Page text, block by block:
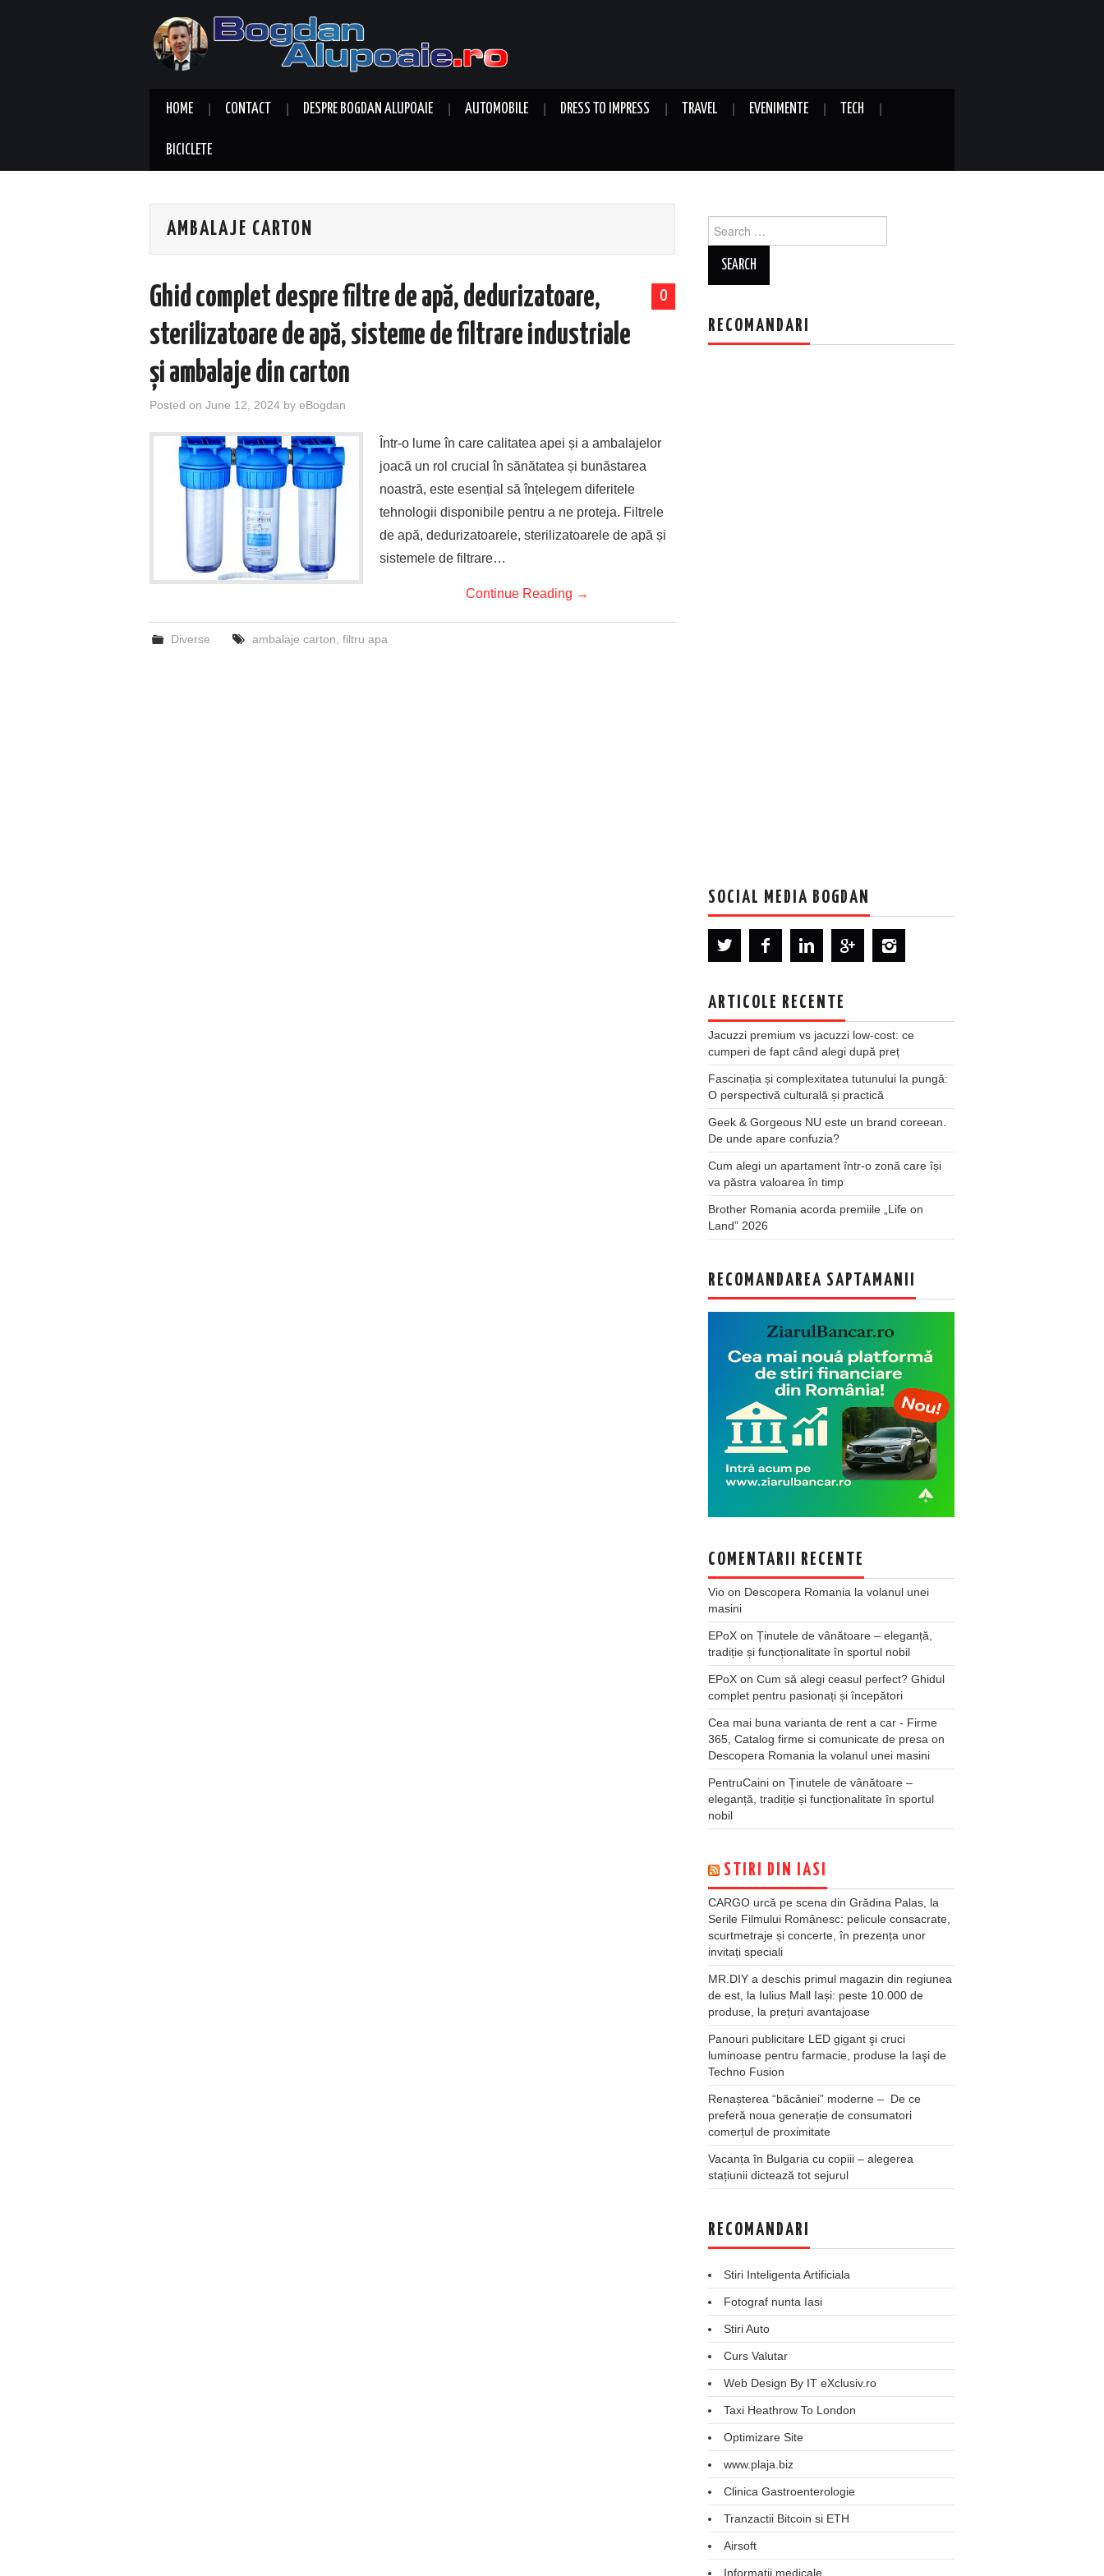
HOME CONTACT DESPRE BOGDAN ALUPOAIE AUTOMOBILE DRESS TO IMPRESS TRAVEL EVENIMENTE TECH
BICICLETE
AMBALAJE CARTON
0
Ghid complet despre filtre de apă, dedurizatoare,
sterilizatoare de apă, sisteme de filtrare industriale
și ambalaje din carton
Posted on June 12, 2024 by eBogdan
Într-o lume în care calitatea apei și a ambalajelor
joacă un rol crucial în sănătatea și bunăstarea
noastră, este esențial să înțelegem diferitele
tehnologii disponibile pentru a ne proteja. Filtrele
de apă, dedurizatoarele, sterilizatoarele de apă și
sistemele de filtrare…
Continue Reading →
Diverse ambalaje carton filtru apa
for:
RECOMANDARI
SOCIAL MEDIA BOGDAN
ARTICOLE RECENTE
Jacuzzi premium vs jacuzzi low-cost: ce
cumperi de fapt când alegi după preț
Fascinația și complexitatea tutunului la pungă:
O perspectivă culturală și practică
Geek & Gorgeous NU este un brand coreean.
De unde apare confuzia?
Cum alegi un apartament într-o zonă care își
va păstra valoarea în timp
Brother Romania acorda premiile „Life on
Land” 2026
RECOMANDAREA SAPTAMANII
COMENTARII RECENTE
Vio on Descopera Romania la volanul unei
masini
EPoX on Ținutele de vânătoare – eleganță,
tradiție și funcționalitate în sportul nobil
EPoX on Cum să alegi ceasul perfect? Ghidul
complet pentru pasionați și începători
Cea mai buna varianta de rent a car - Firme
365, Catalog firme si comunicate de presa on
Descopera Romania la volanul unei masini
PentruCaini on Ținutele de vânătoare –
eleganță, tradiție și funcționalitate în sportul
nobil
STIRI DIN IASI
CARGO urcă pe scena din Grădina Palas, la
Serile Filmului Românesc: pelicule consacrate,
scurtmetraje și concerte, în prezența unor
invitați speciali
MR.DIY a deschis primul magazin din regiunea
de est, la Iulius Mall Iași: peste 10.000 de
produse, la prețuri avantajoase
Panouri publicitare LED gigant şi cruci
luminoase pentru farmacie, produse la Iaşi de
Techno Fusion
Renașterea “băcăniei” moderne – De ce
preferă noua generație de consumatori
comerțul de proximitate
Vacanța în Bulgaria cu copiii – alegerea
stațiunii dictează tot sejurul
RECOMANDARI
Stiri Inteligenta Artificiala
Fotograf nunta Iasi
Stiri Auto
Curs Valutar
Web Design By IT eXclusiv.ro
Taxi Heathrow To London
Optimizare Site
www.plaja.biz
Clinica Gastroenterologie
Tranzactii Bitcoin si ETH
Airsoft
Informatii medicale